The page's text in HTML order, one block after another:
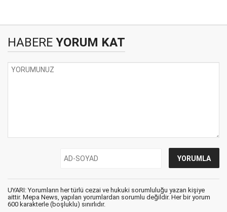
HABERE YORUM KAT
UYARI: Yorumların her türlü cezai ve hukuki sorumluluğu yazan kişiye
aittir. Mepa News, yapılan yorumlardan sorumlu değildir. Her bir yorum
600 karakterle (boşluklu) sınırlıdır.